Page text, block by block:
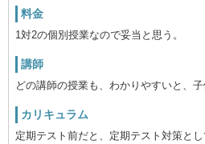
料金
1対2の個別授業なので妥当と思う。
講師
どの講師の授業も、わかりやすいと、子
カリキュラム
定期テスト前だと、定期テスト対策と